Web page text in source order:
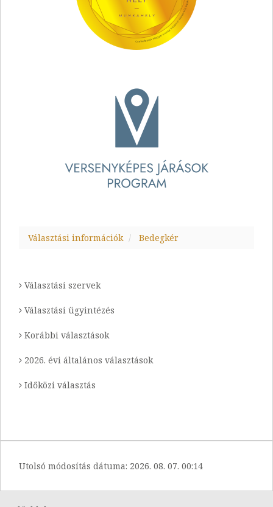
Választási információk Bedegkér
Választási szervek
Választási ügyintézés
Korábbi választások
2026. évi általános választások
Időközi választás
Utolsó módosítás dátuma: 2026. 08. 07. 00:14